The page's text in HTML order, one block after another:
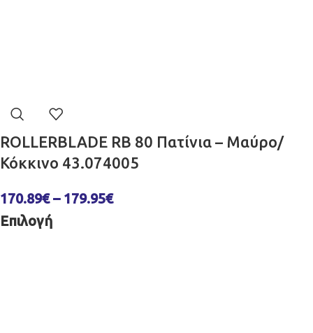
ROLLERBLADE RB 80 Πατίνια – Μαύρο/
Κόκκινο 43.074005
170.89€ – 179.95€
Επιλογή